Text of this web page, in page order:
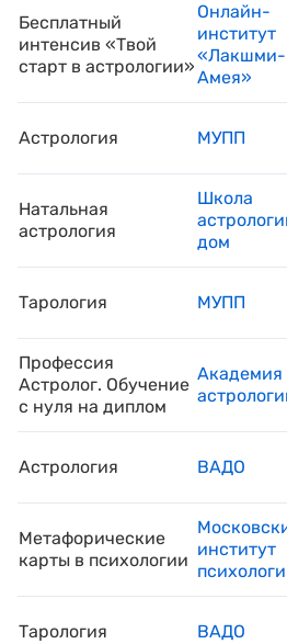
Бесплатный
интенсив «Твой
старт в астрологии»
Онлайн-
институт
«Лакшми-
Амея»
Астрология МУПП
Натальная
астрология
Школа
дом
Тарология МУПП
Профессия
Астролог. Обучение
с нуля на диплом
Академия
Астрология ВАДО
Метафорические
карты в психологии
институт
Тарология ВАДО